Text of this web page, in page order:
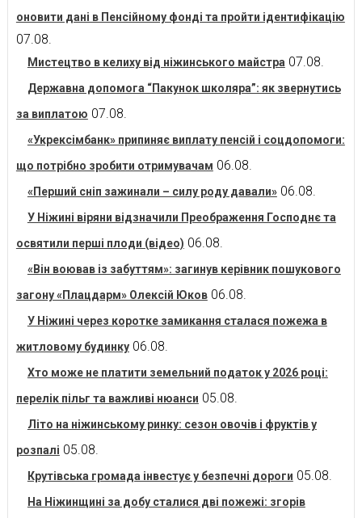
оновити дані в Пенсійному фонді та пройти ідентифікацію
07.08.
Мистецтво в келиху від ніжинського майстра 07.08.
Державна допомога “Пакунок школяра”: як звернутись
за виплатою 07.08.
«Укрексімбанк» припиняє виплату пенсій і соцдопомоги:
що потрібно зробити отримувачам 06.08.
«Перший сніп зажинали – силу роду давали» 06.08.
У Ніжині віряни відзначили Преображення Господнє та
освятили перші плоди (відео) 06.08.
«Він воював із забуттям»: загинув керівник пошукового
загону «Плацдарм» Олексій Юков 06.08.
У Ніжині через коротке замикання сталася пожежа в
житловому будинку 06.08.
Хто може не платити земельний податок у 2026 році:
перелік пільг та важливі нюанси 05.08.
Літо на ніжинському ринку: сезон овочів і фруктів у
розпалі 05.08.
Крутівська громада інвестує у безпечні дороги 05.08.
На Ніжинщині за добу сталися дві пожежі: згорів